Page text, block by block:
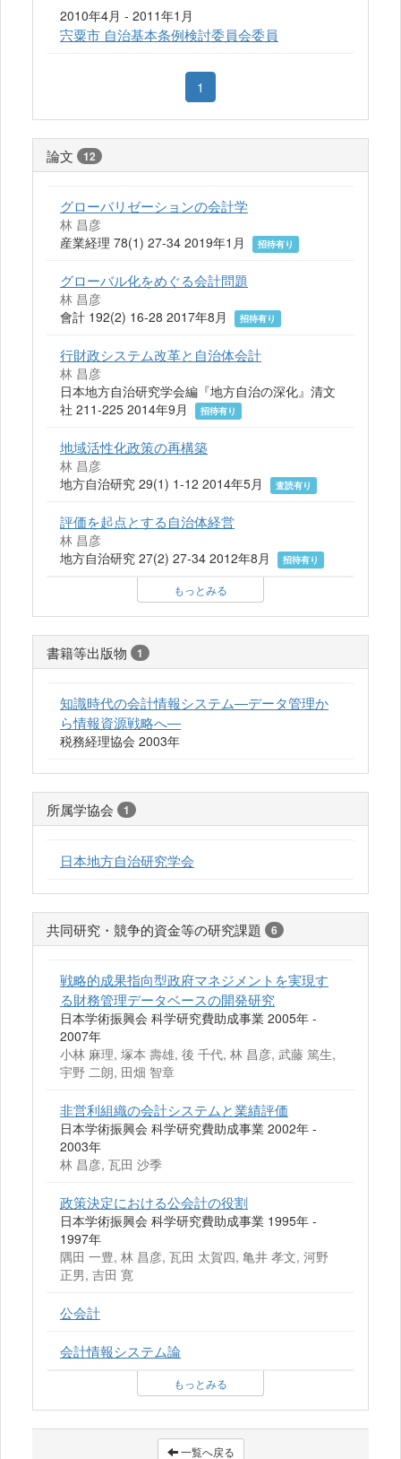
2010年4月 - 2011年1月
宍粟市 自治基本条例検討委員会委員
1
論文 12
グローバリゼーションの会計学
林 昌彦
産業経理 78(1) 27-34 2019年1月
招待有り
グローバル化をめぐる会計問題
林 昌彦
會計 192(2) 16-28 2017年8月
招待有り
行財政システム改革と自治体会計
林 昌彦
日本地方自治研究学会編『地方自治の深化』清文
社 211-225 2014年9月
招待有り
地域活性化政策の再構築
林 昌彦
地方自治研究 29(1) 1-12 2014年5月
査読有り
評価を起点とする自治体経営
林 昌彦
地方自治研究 27(2) 27-34 2012年8月
招待有り
もっとみる
書籍等出版物 1
知識時代の会計情報システム―データ管理か
ら情報資源戦略へ―
税務経理協会 2003年
所属学協会 1
日本地方自治研究学会
共同研究・競争的資金等の研究課題 6
戦略的成果指向型政府マネジメントを実現す
る財務管理データベースの開発研究
日本学術振興会 科学研究費助成事業 2005年 -
2007年
小林 麻理, 塚本 壽雄, 後 千代, 林 昌彦, 武藤 篤生,
宇野 二朗, 田畑 智章
非営利組織の会計システムと業績評価
日本学術振興会 科学研究費助成事業 2002年 -
2003年
林 昌彦, 瓦田 沙季
政策決定における公会計の役割
日本学術振興会 科学研究費助成事業 1995年 -
1997年
隅田 一豊, 林 昌彦, 瓦田 太賀四, 亀井 孝文, 河野
正男, 吉田 寛
公会計
会計情報システム論
もっとみる
一覧へ戻る